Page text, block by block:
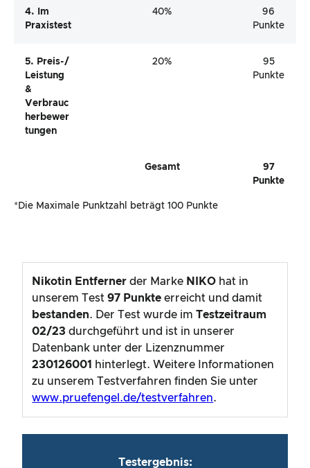
4. Im
Praxistest
40%
96
Punkte
5. Preis-/
Leistung
&
Verbrauc
Herbewer
Tungen
20%
95
Punkte
Gesamt
97
Punkte
*Die Maximale Punktzahl beträgt 100 Punkte
Nikotin Entferner der Marke NIKO hat in
unserem Test 97 Punkteerreicht und damit
bestanden. Der Test wurde imTestzeitraum
02/23 durchgeführt und ist in unserer
Datenbank unter der Lizenznummer
230126001 hinterlegt. Weitere Informationen
zu unserem Testverfahren finden Sie unter
www.pruefengel.de/testverfahren.
Testergebnis: